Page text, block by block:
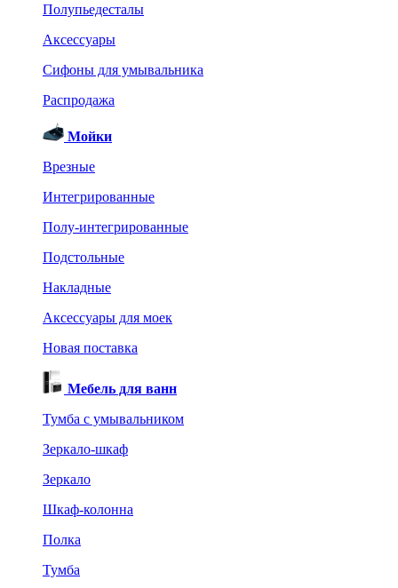
Полупьедесталы
Аксессуары
Сифоны для умывальника
Распродажа
Мойки
Врезные
Интегрированные
Полу-интегрированные
Подстольные
Накладные
Аксессуары для моек
Новая поставка
Мебель для ванн
Тумба с умывальником
Зеркало-шкаф
Зеркало
Шкаф-колонна
Полка
Тумба